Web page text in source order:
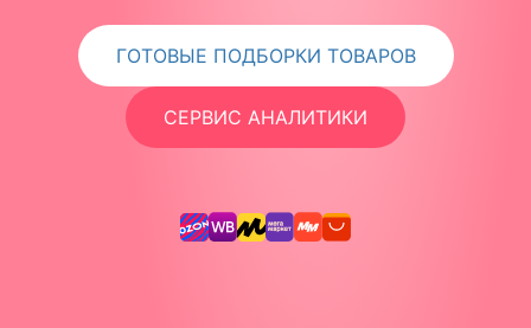
ГОТОВЫЕ ПОДБОРКИ ТОВАРОВ
СЕРВИС АНАЛИТИКИ